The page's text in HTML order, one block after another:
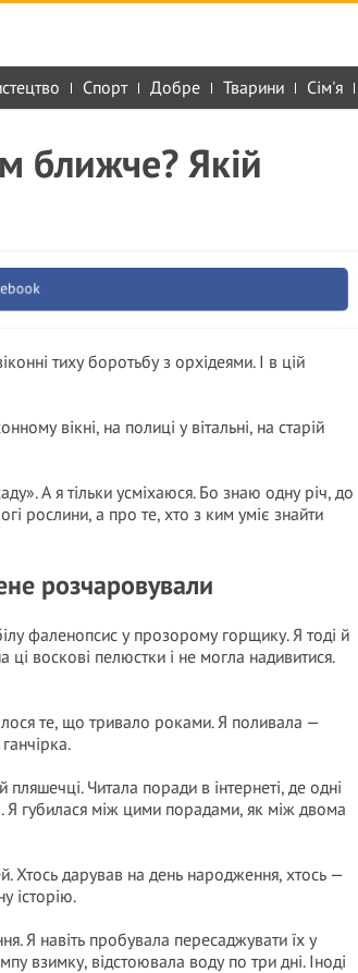
Спорт Добре Тварини Сім'я
ближче? Якій
тиху боротьбу з орхідеями. І в цій
вікні, на полиці у вітальні, на старій
А я тільки усміхаюся. Бо знаю одну річ, до
рослини, а про те, хто з ким уміє знайти
розчаровували
фаленопсис у прозорому горщику. Я тоді й
ці воскові пелюстки і не могла надивитися.
те, що тривало роками. Я поливала —
Читала поради в інтернеті, де одні
Я губилася між цими порадами, як між двома
Хтось дарував на день народження, хтось —
історію.
Я навіть пробувала пересаджувати їх у
взимку, відстоювала воду по три дні. Іноді